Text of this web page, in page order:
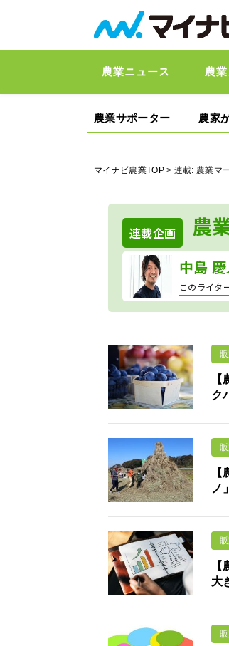
農業ニュース 農
農業サポーター 農家
マイナビ農業TOP> 連載: 農業マ
連載企画 農
中島
このライタ
ク
ノ
大